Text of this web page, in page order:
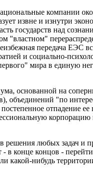
компании
извне и изнутри
государств над
"властном"
передача ЕЭС
и социально-
мира в единую
основанной на
объединений "по
отпадение
корпорацию
любых задач и
конце концов -
нибудь